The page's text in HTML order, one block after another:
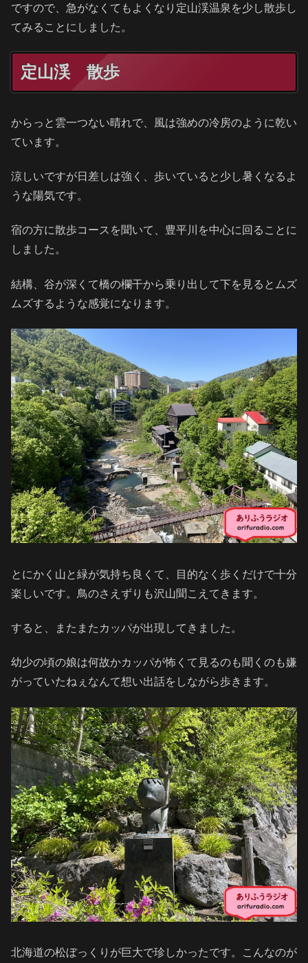
ですので、急がなくてもよくなり定山渓温泉を少し散歩し
てみることにしました。
定山渓 散歩
からっと雲一つない晴れで、風は強めの冷房のように乾い
ています。
涼しいですが日差しは強く、歩いていると少し暑くなるよ
うな陽気です。
宿の方に散歩コースを聞いて、豊平川を中心に回ることに
しました。
結構、谷が深くて橋の欄干から乗り出して下を見るとムズ
ムズするような感覚になります。
とにかく山と緑が気持ち良くて、目的なく歩くだけで十分
楽しいです。鳥のさえずりも沢山聞こえてきます。
すると、またまたカッパが出現してきました。
幼少の頃の娘は何故かカッパが怖くて見るのも聞くのも嫌
がっていたねぇなんて想い出話をしながら歩きます。
北海道の松ぼっくりが巨大で珍しかったです。こんなのが